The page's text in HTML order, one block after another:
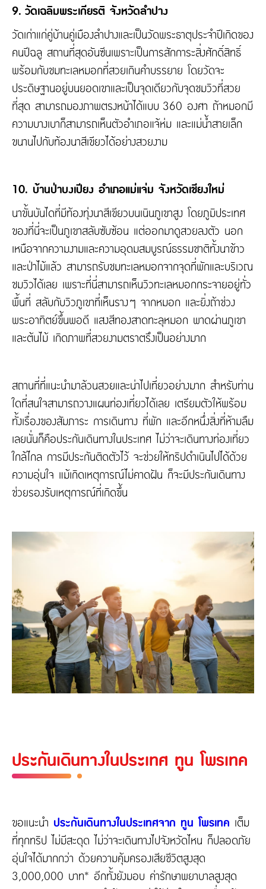
9. วัดเฉลิมพระเกียรติ จังหวัดลำปาง
วัดเก่าแก่คู่บ้านคู่เมืองลำปางและเป็นวัดพระธาตุประจำปีเกิดของ
คนปีฉลู สถานที่สุดอันซีนเพราะเป็นการสักการะสิ่งศักดิ์สิทธิ์
พร้อมกับชมทะเลหมอกที่สวยเกินคำบรรยาย โดยวัดจะ
ประดิษฐานอยู่บนยอดเขาและเป็นจุดเดียวกับจุดชมวิวที่สวย
ที่สุด สามารถมองภาพตรงหน้าได้แบบ 360 องศา ถ้าหมอกมี
ความบางเบาก็สามารถเห็นตัวอำเภอแจ้ห่ม และแม่น้ำสายเล็ก
ขนานไปกับท้องนาสีเขียวได้อย่างสวยงาม
10. บ้านป่าบงเปียง อำเภอแม่แจ่ม จังหวัดเชียงใหม่
นาขั้นบันไดที่มีท้องทุ่งนาสีเขียวบนเนินภูเขาสูง โดยภูมิประเทศ
ของที่นี่จะเป็นภูเขาสลับซับซ้อน แต่ออกมาดูสวยลงตัว นอก
เหนือจากความงามและความอุดมสมบูรณ์ธรรมชาติทั้งนาข้าว
และป่าไม้แล้ว สามารถรับชมทะเลหมอกจากจุดที่พักและบริเวณ
ชมวิวได้เลย เพราะที่นี่สามารถเห็นวิวทะเลหมอกกระจายอยู่ทั่ว
พื้นที่ สลับกับวิวภูเขาที่เห็นรางๆ จากหมอก และยิ่งถ้าช่วง
พระอาทิตย์ขึ้นพอดี แสงสีทองสาดทะลุหมอก พาดผ่านภูเขา
และต้นไม้ เกิดภาพที่สวยงามตราตรึงเป็นอย่างมาก
สถานที่ที่แนะนำมาล้วนสวยและน่าไปเที่ยวอย่างมาก สำหรับท่าน
ใดที่สนใจสามารถวางแผนท่องเที่ยวได้เลย เตรียมตัวให้พร้อม
ทั้งเรื่องของสัมภาระ การเดินทาง ที่พัก และอีกหนึ่งสิ่งที่ห้ามลืม
เลยนั่นก็คือประกันเดินทางในประเทศ ไม่ว่าจะเดินทางท่องเที่ยว
ใกล้ไกล การมีประกันติดตัวไว้ จะช่วยให้ทริปดำเนินไปได้ด้วย
ความอุ่นใจ แม้เกิดเหตุการณ์ไม่คาดฝัน ก็จะมีประกันเดินทาง
ช่วยรองรับเหตุการณ์ที่เกิดขึ้น
ประกันเดินทางในประเทศ ทูน โพรเทค
ขอแนะนำ ประกันเดินทางในประเทศจาก ทูน โพรเทค เต็ม
ที่ทุกทริป ไม่มีสะดุด ไม่ว่าจะเดินทางไปจังหวัดไหน ก็ปลอดภัย
อุ่นใจได้มากกว่า ด้วยความคุ้มครองเสียชีวิตสูงสุด
3,000,000 บาท* อีกทั้งยังมอบ ค่ารักษาพยาบาลสูงสุด